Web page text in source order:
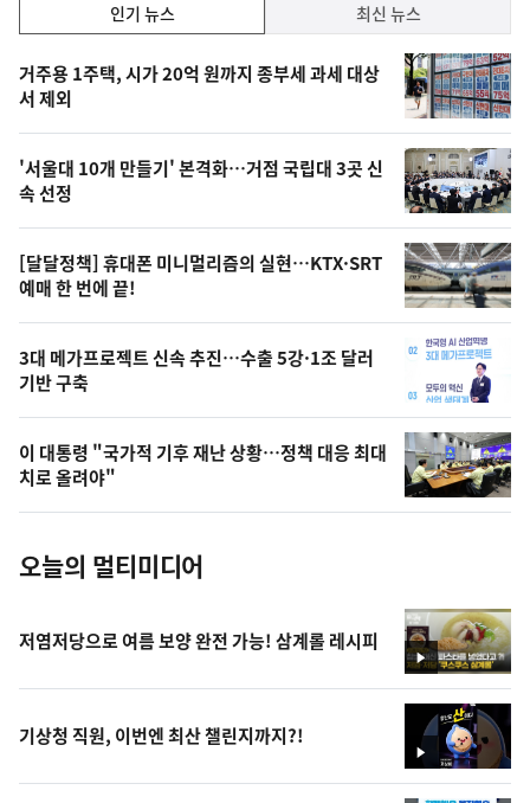
기,
최
신,
오
늘
의
영
상
오
늘
의
사
진
인기 뉴스 최신 뉴스
기
뉴
스
거주용 1주택, 시가 20억 원까지 종부세 과세 대상
서 제외
'서울대 10개 만들기' 본격화…거점 국립대 3곳 신
속 선정
[달달정책] 휴대폰 미니멀리즘의 실현…KTX·SRT
예매 한 번에 끝!
3대 메가프로젝트 신속 추진…수출 5강·1조 달러
기반 구축
이 대통령 "국가적 기후 재난 상황…정책 대응 최대
치로 올려야"
오늘의 멀티미디어
영
상
저염저당으로 여름 보양 완전 가능! 삼계롤 레시피
영
상
기상청 직원, 이번엔 최산 챌린지까지?!